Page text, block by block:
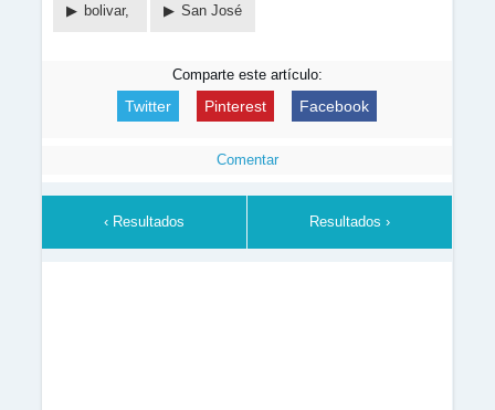
bolivar, San José
Comparte este artículo:
Twitter Pinterest Facebook
Comentar
‹ Resultados Resultados ›